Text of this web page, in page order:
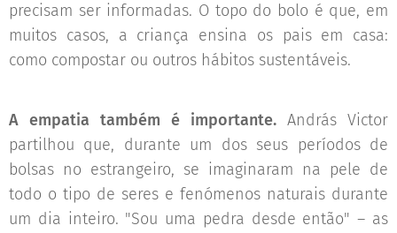
precisam ser informadas. O topo do bolo é que, em
muitos casos, a criança ensina os pais em casa:
como compostar ou outros hábitos sustentáveis.
A empatia também é importante. András Victor
partilhou que, durante um dos seus períodos de
bolsas no estrangeiro, se imaginaram na pele de
todo o tipo de seres e fenómenos naturais durante
um dia inteiro. "Sou uma pedra desde então" – as